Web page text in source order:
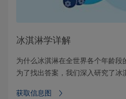
冰淇淋学详解
为什么冰淇淋在全世界各个年龄段
为了找出答案，我们深入研究了冰
获取信息图